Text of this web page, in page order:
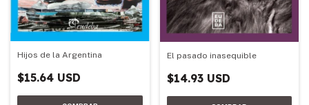
Hijos de la Argentina
$15.64 USD
El pasado inasequible
$14.93 USD